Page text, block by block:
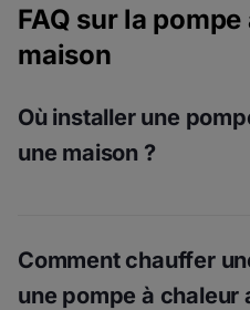
FAQ sur la
maison
Où installer une
une maison ?
aérothermique, vous devez
plusieurs facteurs. L’unité
Comment chauffer
une pompe à chaleur